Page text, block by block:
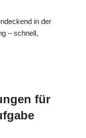
in der
– schnell,
für